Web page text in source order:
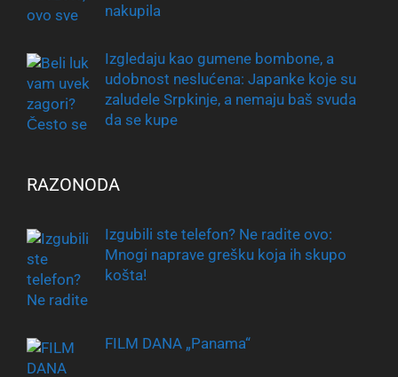
nakupila
Izgledaju kao gumene bombone, a
udobnost neslućena: Japanke koje su
zaludele Srpkinje, a nemaju baš svuda
da se kupe
RAZONODA
Izgubili ste telefon? Ne radite ovo:
Mnogi naprave grešku koja ih skupo
košta!
FILM DANA „Panama“